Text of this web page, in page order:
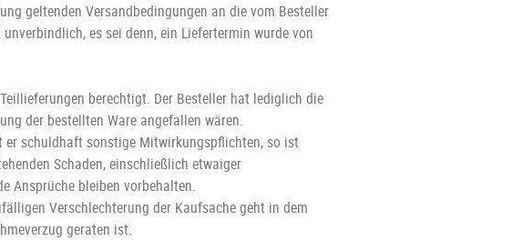
geltenden Versandbedingungen an die vom Besteller
es sei denn, ein Liefertermin wurde von
berechtigt. Der Besteller hat lediglich die
der bestellten Ware angefallen wären.
er schuldhaft sonstige Mitwirkungspflichten, so ist
Schaden, einschließlich etwaiger
Ansprüche bleiben vorbehalten.
Verschlechterung der Kaufsache geht in dem
geraten ist.